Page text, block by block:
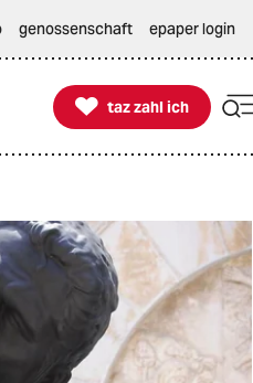
genossenschaft epaper login

taz zahl ich
taz zahl ich